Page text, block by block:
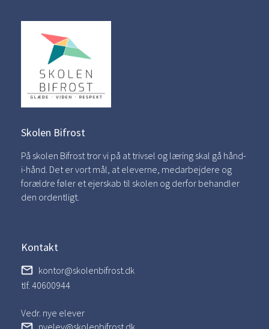
Skolen Bifrost
På skolen Bifrost tror vi på at trivsel og læring skal gå hånd-
i-hånd. Det er vort mål, at eleverne, medarbejdere og
forældre føler et ejerskab til skolen og derfor behandler
den ordentligt.
Kontakt
kontor@skolenbifrost.dk
tlf. 40600944
Vedr. nye elever